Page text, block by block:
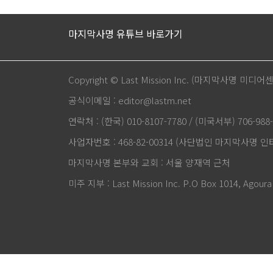
마지막사명 유튜브 바로가기
Copyright © Last Mission Inc. (마지막사명 미디어
공식이메일 : editor@lastm.net
연락처 : (한국) 010-8107-7780 / (미국서부) 706-
사업자번호 : 468-82-00314 (사단법인 마지막사명 인
마지막사명 본부와 교회 : 서울 양재역 근처
미주 지부 : Last Mission Inc. P.O Box 1014,